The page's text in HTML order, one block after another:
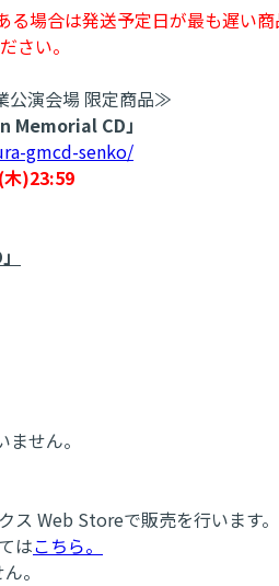
場合は発送予定日が最も遅い商
さい。
公演会場 限定商品≫
Memorial CD」
gmcd-senko/
木)23:59
せん。
Web Storeで販売を行います。
はこちら。
。